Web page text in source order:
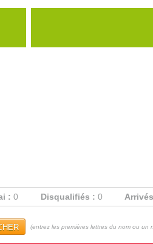
: 0 Disqualifiés : 0
(entrez les premières lettres du nom ou un